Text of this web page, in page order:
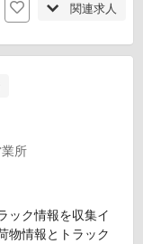
関連求人
所
ック情報を収集イ
物情報とトラック